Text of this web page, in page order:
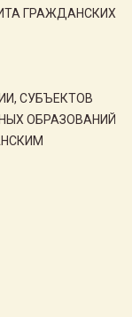
ГРАЖДАНСКИХ
СУБЪЕКТОВ
ОБРАЗОВАНИЙ